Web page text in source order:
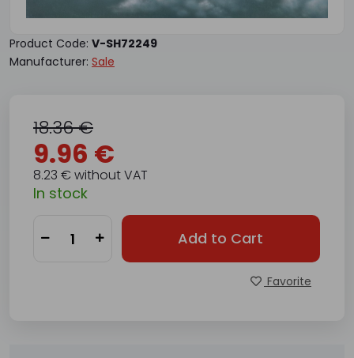
Product Code: V-SH72249
Manufacturer: Sale
18.36 €
9.96 €
8.23 € without VAT
In stock
Add to Cart
Favorite